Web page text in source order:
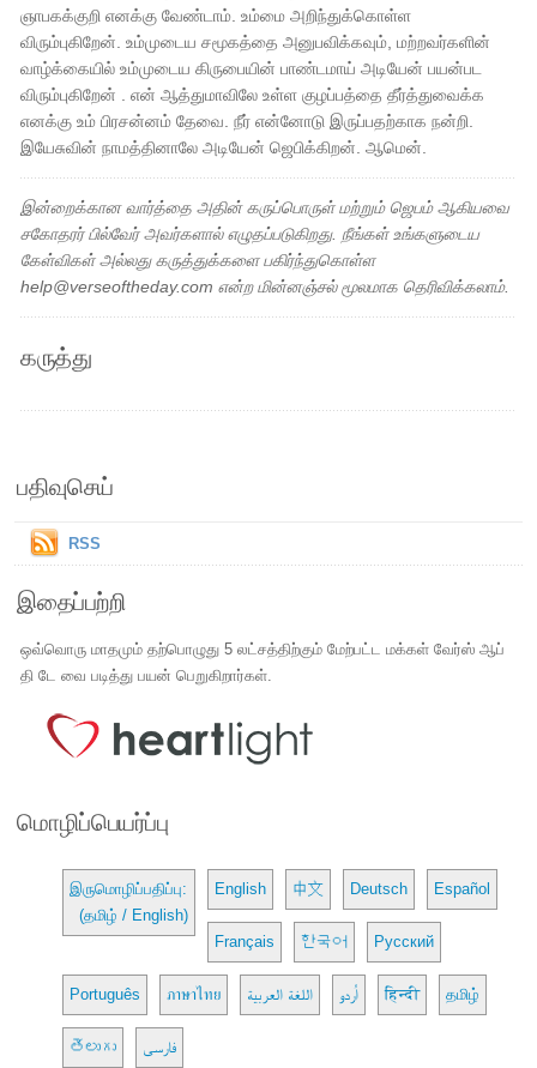
ஞாபகக்குறி எனக்கு வேண்டாம். உம்மை அறிந்துக்கொள்ள
விரும்புகிறேன். உம்முடைய சமூகத்தை அனுபவிக்கவும், மற்றவர்களின்
வாழ்க்கையில் உம்முடைய கிருபையின் பாண்டமாய் அடியேன் பயன்பட
விரும்புகிறேன் . என் ஆத்துமாவிலே உள்ள குழப்பத்தை தீர்த்துவைக்க
எனக்கு உம் பிரசன்னம் தேவை. நீர் என்னோடு இருப்பதற்காக நன்றி.
இயேசுவின் நாமத்தினாலே அடியேன் ஜெபிக்கிறன். ஆமென்.
இன்றைக்கான வார்த்தை அதின் கருப்பொருள் மற்றும் ஜெபம் ஆகியவை
சகோதரர் பில்வேர் அவர்களால் எழுதப்படுகிறது. நீங்கள் உங்களுடைய
கேள்விகள் அல்லது கருத்துக்களை பகிர்ந்துகொள்ள
help@verseoftheday.com என்ற மின்னஞ்சல் மூலமாக தெரிவிக்கலாம்.
கருத்து
பதிவுசெய்
RSS
இதைப்பற்றி
ஒவ்வொரு மாதமும் தற்பொழுது 5 லட்சத்திற்கும் மேற்பட்ட மக்கள் வேர்ஸ் ஆப்
தி டே வை படித்து பயன் பெறுகிறார்கள்.
மொழிப்பெயர்ப்பு
இருமொழிப்பதிப்பு:
(தமிழ் / English)
English 中文 Deutsch Español
Français 한국어 Русский
Português ภาษาไทย اللغة العربية اُردو हिन्दी தமிழ்
తెలుగు فارسی